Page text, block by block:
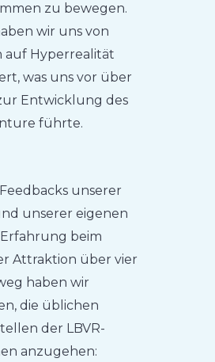
zu bewegen.
wir uns von
auf Hyperrealität
was uns vor über
Entwicklung des
führte.
unserer
unserer eigenen
beim
Attraktion über vier
haben wir
die üblichen
der LBVR-
anzugehen: